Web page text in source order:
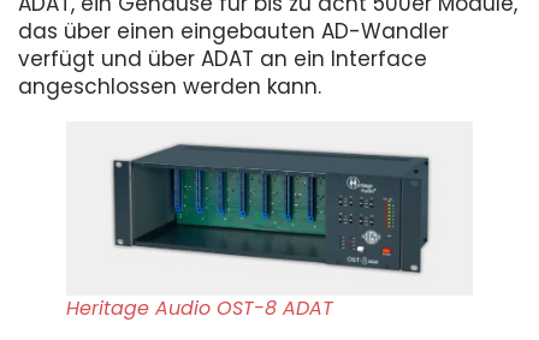
das über einen eingebauten AD-Wandler
verfügt und über ADAT an ein Interface
angeschlossen werden kann.
Heritage Audio OST-8 ADAT